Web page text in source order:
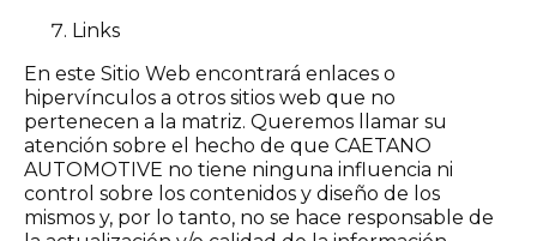
Links
En este Sitio Web encontrará enlaces o
hipervínculos a otros sitios web que no
pertenecen a la matriz. Queremos llamar su
atención sobre el hecho de que CAETANO
AUTOMOTIVE no tiene ninguna influencia ni
control sobre los contenidos y diseño de los
mismos y, por lo tanto, no se hace responsable de